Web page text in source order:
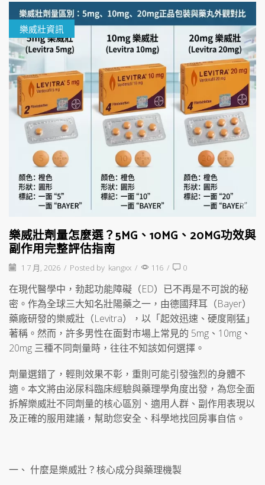
樂威壯資訊
樂威壯劑量怎麼選？5MG、10MG、20MG功效與
副作用完整評估指南
1 7 月, 2026 / Posted by kangxx / 116 / 0
在現代醫學中，勃起功能障礙（ED）已不再是不可說的秘
密。作為全球三大知名壯陽藥之一，由德國拜耳（Bayer）
藥廠研發的樂威壯（Levitra），以「起效迅速、硬度剛猛」
著稱。然而，許多男性在面對市場上常見的 5mg、10mg、
20mg 三種不同劑量時，往往不知該如何選擇。
劑量選錯了，輕則效果不彰，重則可能引發強烈的身體不
適。本文將由泌尿科臨床經驗與藥理學角度出發，為您全面
拆解樂威壯不同劑量的核心區別、適用人群、副作用表現以
及正確的服用建議，幫助您安全、科學地找回房事自信。
一、 什麼是樂威壯？核心成分與藥理機製